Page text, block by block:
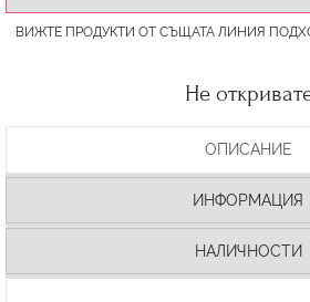
ВИЖТЕ ПРОДУКТИ ОТ СЪЩАТА ЛИНИЯ
Не
ОПИСАНИЕ
ИНФОРМАЦИЯ
НАЛИЧНОСТИ